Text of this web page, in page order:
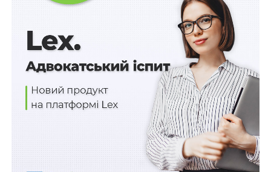
підставою для відшкодування їм витрат на
4) членам сімей загиблих (померлих) ветеранів війни,
статус яким установлено згідно зп. 1 ст. 10Закону
України «Про статус ветеранів війни, гарантії їх
соціального захисту», членам сімей загиблих
(померлих) Захисників і Захисниць України, дружинам
(чоловікам) померлих осіб з інвалідністю внаслідок
війни, які не одружилися вдруге, дружинам
(чоловікам) померлих учасників бойових дій,
учасників війни та жертв нацистських переслідувань,